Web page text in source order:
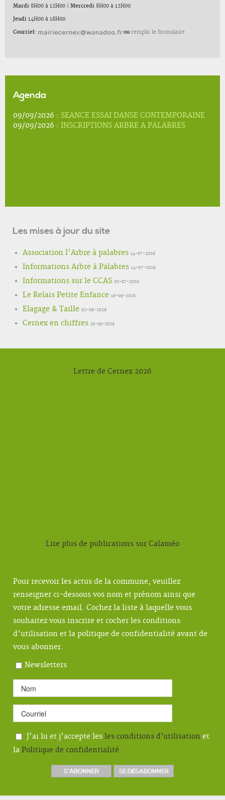
Mardi 8H00 à 12H00 Mercredi 8H00 à 12H00
Jeudi 14H00 à 18H00
Courriel: ou remplir le formulaire
Agenda
09/09/2026 : SEANCE ESSAI DANSE CONTEMPORAINE
09/09/2026 : INSCRIPTIONS ARBRE A PALABRES
Les mises à jour du site
Association l'Arbre à palabres 14-07-2026
Informations Arbre à Palabres 14-07-2026
Informations sur le CCAS 02-07-2026
Le Relais Petite Enfance 16-06-2026
Elagage & Taille 02-06-2026
Cernex en chiffres 16-05-2026
Lettre de Cernex 2026
Lire plus de publications sur Calaméo
Pour recevoir les actus de la commune, veuillez
renseigner ci-dessous vos nom et prénom ainsi que
votre adresse email. Cochez la liste à laquelle vous
souhaitez vous inscrire et cocher les conditions
d'utilisation et la politique de confidentialité avant de
vous abonner.
Newsletters
J'ai lu et j'accepte les les conditions d’utilisation et
la Politique de confidentialité